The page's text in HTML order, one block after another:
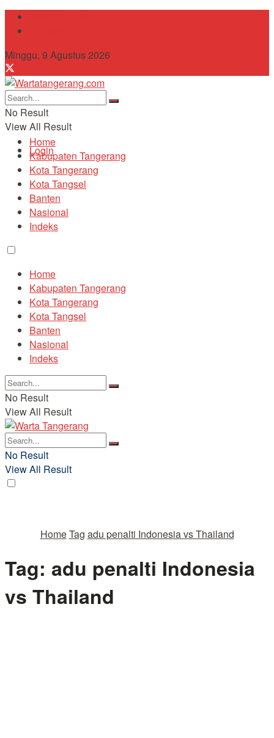
Minggu, 9 Agustus 2026
No Result
View All Result
Login
Home
Kabupaten Tangerang
Kota Tangerang
Kota Tangsel
Banten
Nasional
Indeks
Home
Kabupaten Tangerang
Kota Tangerang
Kota Tangsel
Banten
Nasional
Indeks
No Result
View All Result
No Result
View All Result
HomeTag adu penalti Indonesia vs Thailand
Tag: adu penalti Indonesia
vs Thailand